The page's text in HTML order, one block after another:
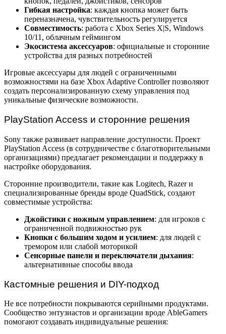
Гибкая настройка: каждая кнопка может быть
переназначена, чувствительность регулируется
Совместимость: работа с Xbox Series X|S, Windows
10/11, облачным геймингом
Экосистема аксессуаров: официальные и сторонние
устройства для разных потребностей
Игровые аксессуары для людей с ограниченными
возможностями на базе Xbox Adaptive Controller позволяют
создать персонализированную схему управления под
уникальные физические возможности.
PlayStation Access и сторонние решения
Sony также развивает направление доступности. Проект
PlayStation Access (в сотрудничестве с благотворительными
организациями) предлагает рекомендации и поддержку в
настройке оборудования.
Сторонние производители, такие как Logitech, Razer и
специализированные бренды вроде QuadStick, создают
совместимые устройства:
Джойстики с ножным управлением: для игроков с
ограниченной подвижностью рук
Кнопки с большим ходом и усилием: для людей с
тремором или слабой моторикой
Сенсорные панели и переключатели дыхания:
альтернативные способы ввода
Кастомные решения и DIY-подход
Не все потребности покрываются серийными продуктами.
Сообщество энтузиастов и организации вроде AbleGamers
помогают создавать индивидуальные решения: